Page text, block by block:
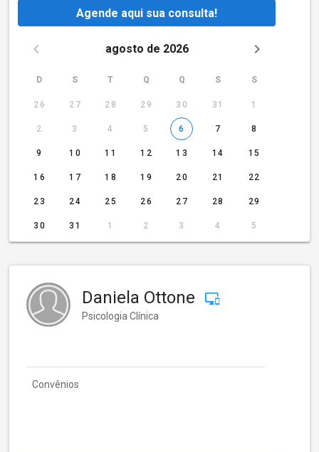
Agende aqui sua consulta!
agosto de 2026
D S T Q Q S S
26 27 28 29 30 31 1
2 3 4 5 6 7 8
9 10 11 12 13 14 15
16 17 18 19 20 21 22
23 24 25 26 27 28 29
30 31 1 2 3 4 5
Daniela Ottone
Psicologia Clínica
Convênios